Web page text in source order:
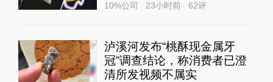
10%公司 23小时前 62评
泸溪河发布“桃酥现金属牙
冠”调查结论，称消费者已澄
清所发视频不属实